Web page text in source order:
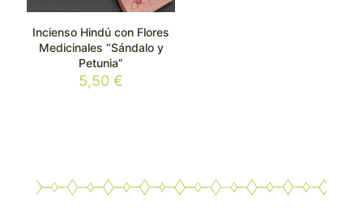
Incienso Hindú con Flores
Medicinales “Sándalo y
Petunia”
5,50€